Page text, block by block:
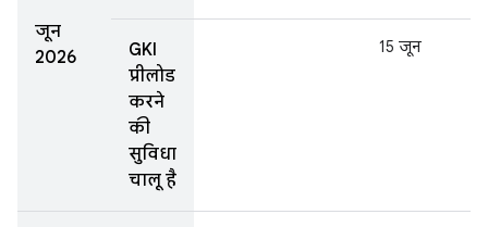
जून
2026
GKI
प्रीलोड
करने
की
सुविधा
चालू है
15 जून